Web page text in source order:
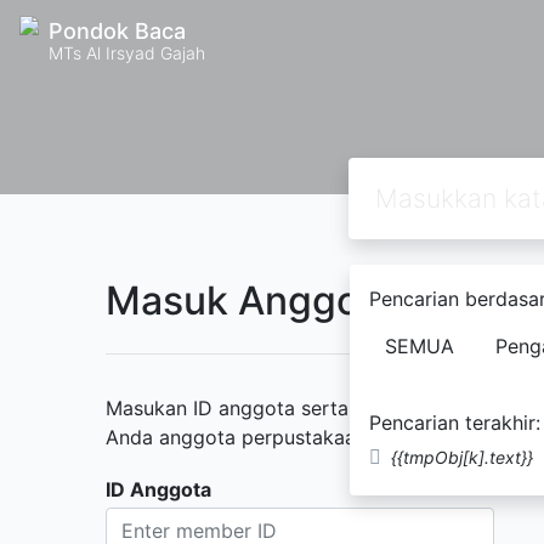
Pondok Baca
MTs Al Irsyad Gajah
Pencarian
SEMUA
Pencarian terakhir:
{{tmpObj[k].text}}
Masuk Anggota
Masukan ID anggota serta kata sandi yang
Anda anggota perpustakaan namun belum
ID Anggota